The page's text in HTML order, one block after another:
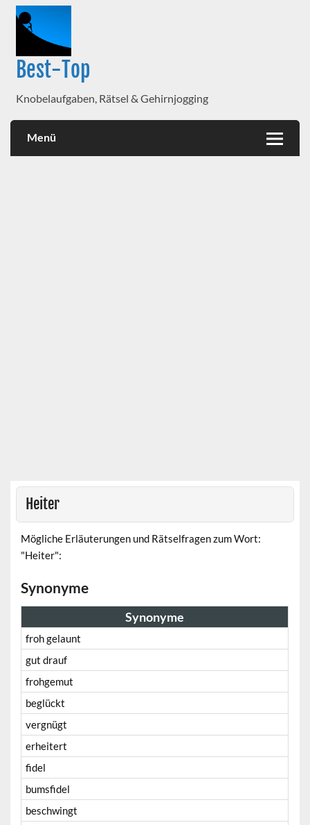
Best-Top
Knobelaufgaben, Rätsel & Gehirnjogging
Menü
Heiter
Mögliche Erläuterungen und Rätselfragen zum Wort:
"Heiter":
Synonyme
Synonyme
froh gelaunt
gut drauf
frohgemut
beglückt
vergnügt
erheitert
fidel
bumsfidel
beschwingt